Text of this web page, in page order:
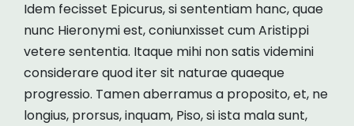
Idem fecisset Epicurus, si sententiam hanc, quae
nunc Hieronymi est, coniunxisset cum Aristippi
vetere sententia. Itaque mihi non satis videmini
considerare quod iter sit naturae quaeque
progressio. Tamen aberramus a proposito, et, ne
longius, prorsus, inquam, Piso, si ista mala sunt,